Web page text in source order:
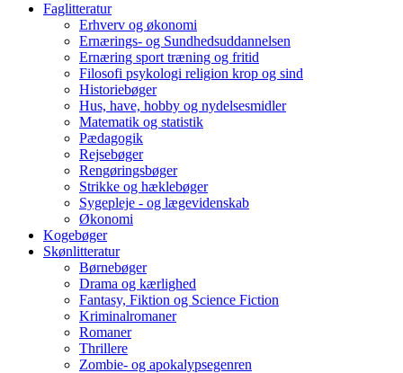
Faglitteratur
Erhverv og økonomi
Ernærings- og Sundhedsuddannelsen
Ernæring sport træning og fritid
Filosofi psykologi religion krop og sind
Historiebøger
Hus, have, hobby og nydelsesmidler
Matematik og statistik
Pædagogik
Rejsebøger
Rengøringsbøger
Strikke og hæklebøger
Sygepleje - og lægevidenskab
Økonomi
Kogebøger
Skønlitteratur
Børnebøger
Drama og kærlighed
Fantasy, Fiktion og Science Fiction
Kriminalromaner
Romaner
Thrillere
Zombie- og apokalypsegenren